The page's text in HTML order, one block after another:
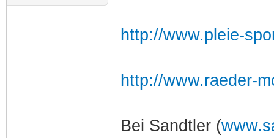
http://www.pleie-
http://www.raeder-
Bei Sandtler (